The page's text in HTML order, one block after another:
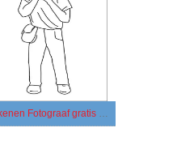
Tekenen Fotograaf gratis voor kinderen